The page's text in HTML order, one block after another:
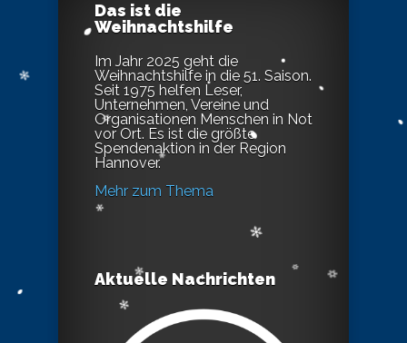
Das ist die
Weihnachtshilfe
Im Jahr 2025 geht die
Weihnachtshilfe in die 51. Saison.
Seit 1975 helfen Leser,
Unternehmen, Vereine und
Organisationen Menschen in Not
vor Ort. Es ist die größte
Spendenaktion in der Region
Hannover.
Mehr zum Thema
Aktuelle Nachrichten